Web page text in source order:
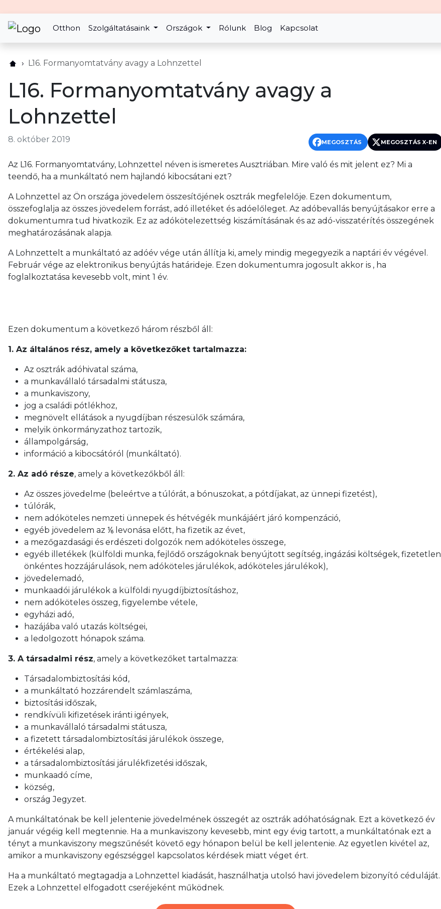
Otthon Szolgáltatásaink Országok Rólunk Blog Kapcsolat
L16. Formanyomtatvány avagy a Lohnzettel
L16. Formanyomtatvány avagy a
Lohnzettel
8. október 2019 MEGOSZTÁS MEGOSZTÁS X-EN
Az L16. Formanyomtatvány, Lohnzettel néven is ismeretes Ausztriában. Mire való és mit jelent ez? Mi a
teendő, ha a munkáltató nem hajlandó kibocsátani ezt?
A Lohnzettel az Ön országa jövedelem összesítőjének osztrák megfelelője. Ezen dokumentum,
összefoglalja az összes jövedelem forrást, adó illetéket és adóelőleget. Az adóbevallás benyújtásakor erre a
dokumentumra tud hivatkozik. Ez az adókötelezettség kiszámításának és az adó-visszatérítés összegének
meghatározásának alapja.
A Lohnzettelt a munkáltató az adóév vége után állítja ki, amely mindig megegyezik a naptári év végével.
Február vége az elektronikus benyújtás határideje. Ezen dokumentumra jogosult akkor is , ha
foglalkoztatása kevesebb volt, mint 1 év.
Ezen dokumentum a következő három részből áll:
1. Az általános rész, amely a következőket tartalmazza:
Az osztrák adóhivatal száma,
a munkavállaló társadalmi státusza,
a munkaviszony,
jog a családi pótlékhoz,
megnövelt ellátások a nyugdíjban részesülők számára,
melyik önkormányzathoz tartozik,
állampolgárság,
információ a kibocsátóról (munkáltató).
2. Az adó része, amely a következőkből áll:
Az összes jövedelme (beleértve a túlórát, a bónuszokat, a pótdíjakat, az ünnepi fizetést),
túlórák,
nem adóköteles nemzeti ünnepek és hétvégék munkájáért járó kompenzáció,
egyéb jövedelem az ⅙ levonása előtt, ha fizetik az évet,
a mezőgazdasági és erdészeti dolgozók nem adóköteles összege,
egyéb illetékek (külföldi munka, fejlődő országoknak benyújtott segítség, ingázási költségek, fizetetlen
önkéntes hozzájárulások, nem adóköteles járulékok, adóköteles járulékok),
jövedelemadó,
munkaadói járulékok a külföldi nyugdíjbiztosításhoz,
nem adóköteles összeg, figyelembe vétele,
egyházi adó,
hazájába való utazás költségei,
a ledolgozott hónapok száma.
3. A társadalmi rész, amely a következőket tartalmazza:
Társadalombiztosítási kód,
a munkáltató hozzárendelt számlaszáma,
biztosítási időszak,
rendkívüli kifizetések iránti igények,
a munkavállaló társadalmi státusza,
a fizetett társadalombiztosítási járulékok összege,
értékelési alap,
a társadalombiztosítási járulékfizetési időszak,
munkaadó címe,
község,
ország Jegyzet.
A munkáltatónak be kell jelentenie jövedelmének összegét az osztrák adóhatóságnak. Ezt a következő év
január végéig kell megtennie. Ha a munkaviszony kevesebb, mint egy évig tartott, a munkáltatónak ezt a
tényt a munkaviszony megszűnését követő egy hónapon belül be kell jelentenie. Az egyetlen kivétel az,
amikor a munkaviszony egészséggel kapcsolatos kérdések miatt véget ért.
Ha a munkáltató megtagadja a Lohnzettel kiadását, használhatja utolsó havi jövedelem bizonyító céduláját.
Ezek a Lohnzettel elfogadott cseréjeként működnek.